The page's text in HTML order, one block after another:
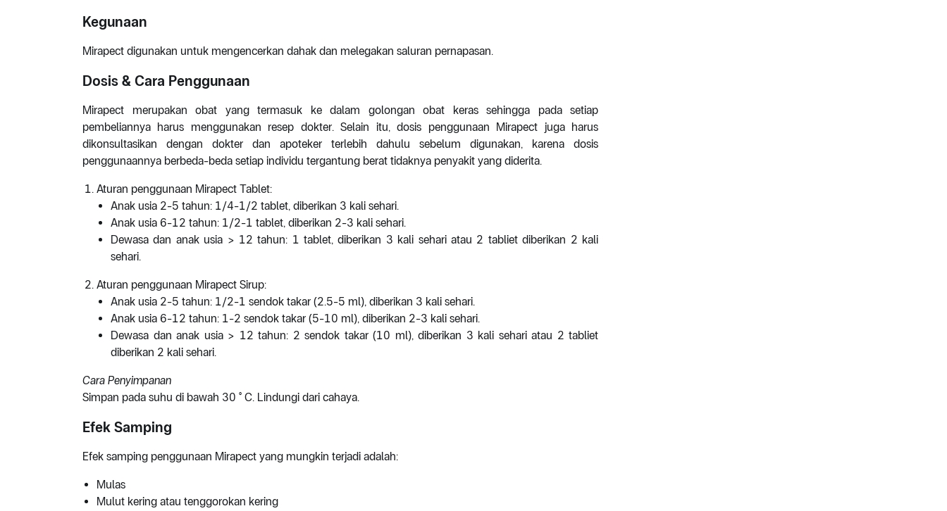
Kegunaan
Mirapect digunakan untuk mengencerkan dahak dan melegakan saluran pernapasan.
Dosis & Cara Penggunaan
Mirapect merupakan obat yang termasuk ke dalam golongan obat keras sehingga pada setiap
pembeliannya harus menggunakan resep dokter. Selain itu, dosis penggunaan Mirapect juga harus
dikonsultasikan dengan dokter dan apoteker terlebih dahulu sebelum digunakan, karena dosis
penggunaannya berbeda-beda setiap individu tergantung berat tidaknya penyakit yang diderita.
Aturan penggunaan Mirapect Tablet:
Anak usia 2-5 tahun: 1/4-1/2 tablet, diberikan 3 kali sehari.
Anak usia 6-12 tahun: 1/2-1 tablet, diberikan 2-3 kali sehari.
Dewasa dan anak usia > 12 tahun: 1 tablet, diberikan 3 kali sehari atau 2 tabliet diberikan 2 kali
sehari.
Aturan penggunaan Mirapect Sirup:
Anak usia 2-5 tahun: 1/2-1 sendok takar (2.5-5 ml), diberikan 3 kali sehari.
Anak usia 6-12 tahun: 1-2 sendok takar (5-10 ml), diberikan 2-3 kali sehari.
Dewasa dan anak usia > 12 tahun: 2 sendok takar (10 ml), diberikan 3 kali sehari atau 2 tabliet
diberikan 2 kali sehari.
Cara Penyimpanan
Simpan pada suhu di bawah 30 ° C. Lindungi dari cahaya.
Efek Samping
Efek samping penggunaan Mirapect yang mungkin terjadi adalah:
Mulas
Mulut kering atau tenggorokan kering